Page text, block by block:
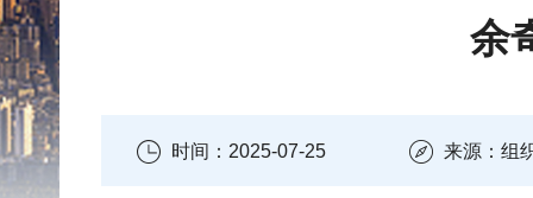
余
时间：2025-07-25 来源：组